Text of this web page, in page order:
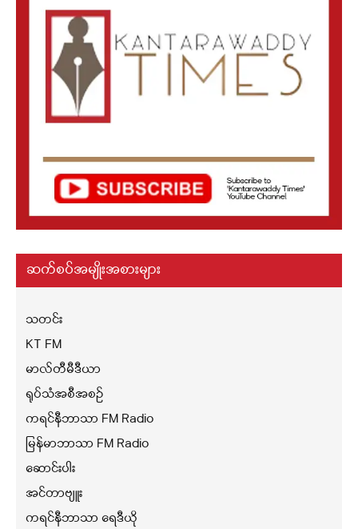
ဆက်စပ်အမျိုးအစားများ
သတင်း
KT FM
မာလ်တီမီဒီယာ
ရုပ်သံအစီအစဉ်
ကရင်နီဘာသာ FM Radio
မြန်မာဘာသာ FM Radio
ဆောင်းပါး
အင်တာဗျူး
ကရင်နီဘာသာ ရေဒီယို